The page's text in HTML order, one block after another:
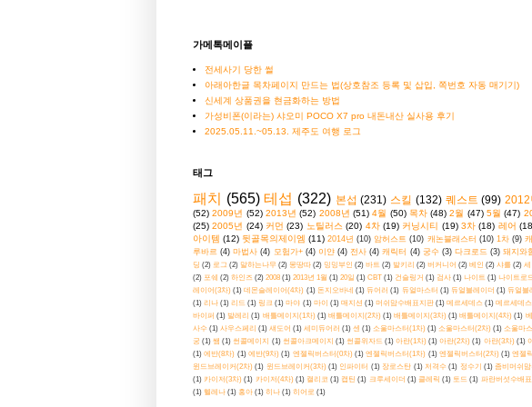
가메톡메이플
전세사기 당한 썰
아래아한글 목차페이지 만드는 법(상호참조 등록 및 삽입, 쪽번호 자동 매기기)
신세계 상품권을 현금화하는 방법
가성비폰(이라는) 샤오미 POCO X7 pro 내돈내산 실사용 후기
2025.05.11.~05.13. 제주도 여행 로그
태그
패치 (565) 테섭 (322) 본섭 (231) 스킬 (132) 퀘스트 (99) 2012
(52) 2009년 (52) 2013년 (52) 2008년 (51) 4월 (50) 목차 (48) 2월 (47) 5월 (47)
(25) 2005년 (24) 커먼 (23) 노틸러스 (20) 4차 (19) 커닝시티 (19) 3차 (18) 레어
아이템 (12) 뒷골목의제이엠 (11) 2014년 (10) 암허스트 (10) 캐논블래스터 (10) 1차 (9)
루바르 (4) 마법사 (4) 모험가+ (4) 이얀 (4) 전사 (4) 캐릭터 (4) 궁수 (3) 다크로드 (3) 돼지와
딩 (2) 로그 (2) 말하는나무 (2) 몽땅따 (2) 밍밍부인 (2) 바트 (2) 발키리 (2) 버커니어 (2) 베인 (2) 샤를 (2) 세
(2) 포쉐 (2) 하인즈 (2) 2008 (1) 2013년 1월 (1) 20일 (1) CBT (1) 건슬링거 (1) 검사 (1) 나이트 (1) 나이트로
레이어(3차) (1) 데몬슬레이어(4차) (1) 돈지오바네 (1) 듀어러 (1) 듀얼마스터 (1) 듀얼블레이더 (1) 듀얼블
(1) 리나 (1) 리드 (1) 링크 (1) 마야 (1) 마이 (1) 매지션 (1) 머쉬맘수배표지판 (1) 메르세데스 (1) 메르세데
바이퍼 (1) 발레리 (1) 배틀메이지(1차) (1) 배틀메이지(2차) (1) 배틀메이지(3차) (1) 배틀메이지(4차) (1)
사수 (1) 사우스페리 (1) 섀도어 (1) 세미듀어러 (1) 센 (1) 소울마스터(1차) (1) 소울마스터(2차) (1) 소울마
궁 (1) 쌤 (1) 썬콜메이지 (1) 썬콜아크메이지 (1) 썬콜위자드 (1) 아란(1차) (1) 아란(2차) (1) 아란(3차) (1)
(1) 에반(8차) (1) 에반(9차) (1) 엔젤릭버스터(0차) (1) 엔젤릭버스터(1차) (1) 엔젤릭버스터(2차) (1) 엔젤
윈드브레이커(2차) (1) 윈드브레이커(3차) (1) 인파이터 (1) 장로스탄 (1) 저격수 (1) 정수기 (1) 좀비머쉬
(1) 카이저(3차) (1) 카이저(4차) (1) 캘리코 (1) 캡틴 (1) 크루세이더 (1) 클레릭 (1) 토드 (1) 파란버섯수배
(1) 헬레나 (1) 홍아 (1) 히나 (1) 히어로 (1)